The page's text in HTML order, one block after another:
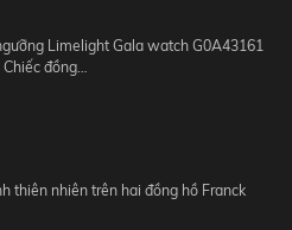
Limelight Gala watch G0A43161
đồng…
thiên nhiên trên hai đồng hồ Franck